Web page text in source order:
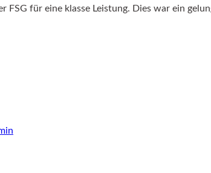
FSG für eine klasse Leistung. Dies war ein